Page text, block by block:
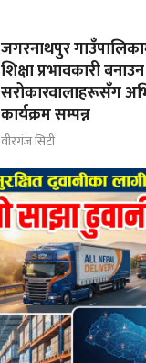
जगरनाथपुर
शिक्षा प्रभावकारी बनाउन
सरोकारवालाहरूसँग
कार्यक्रम सम्पन्न
वीरगंज सिटी